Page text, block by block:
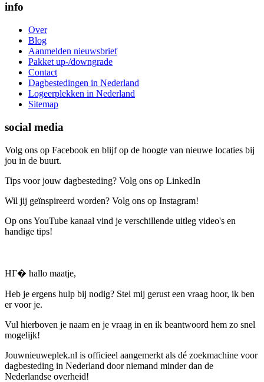
info
Over
Blog
Aanmelden nieuwsbrief
Pakket up-/downgrade
Contact
Dagbestedingen in Nederland
Logeerplekken in Nederland
Sitemap
social media
Volg ons op Facebook en blijf op de hoogte van nieuwe locaties bij
jou in de buurt.
Tips voor jouw dagbesteding? Volg ons op LinkedIn
Wil jij geïnspireerd worden? Volg ons op Instagram!
Op ons YouTube kanaal vind je verschillende uitleg video's en
handige tips!
HГ� hallo maatje,
Heb je ergens hulp bij nodig? Stel mij gerust een vraag hoor, ik ben
er voor je.
Vul hierboven je naam en je vraag in en ik beantwoord hem zo snel
mogelijk!
Jouwnieuweplek.nl is officieel aangemerkt als dé zoekmachine voor
dagbesteding in Nederland door niemand minder dan de
Nederlandse overheid!